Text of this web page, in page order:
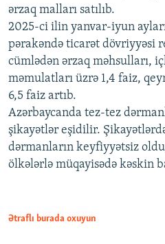
ərzaq malları satılıb.
2025-ci ilin yanvar-iyun
pərakəndə ticarət dövriyyəsi
cümlədən ərzaq məhsulları,
məmulatları üzrə 1,4 faiz,
6,5 faiz artıb.
Azərbaycanda tez-tez
şikayətlər eşidilir.
dərmanların keyfiyyətsiz
ölkələrlə müqayisədə kəskin
Ətraflı burada oxuyun